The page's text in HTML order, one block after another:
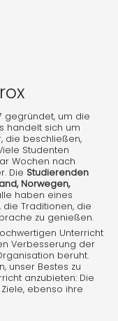
gegründet, um die
handelt sich um
die beschließen,
Studenten
Wochen nach
Die Studierenden
Norwegen,
haben eines
die Traditionen, die
zu genießen.
Unterricht
Verbesserung der
beruht.
unser Bestes zu
anzubieten: Die
ebenso ihre